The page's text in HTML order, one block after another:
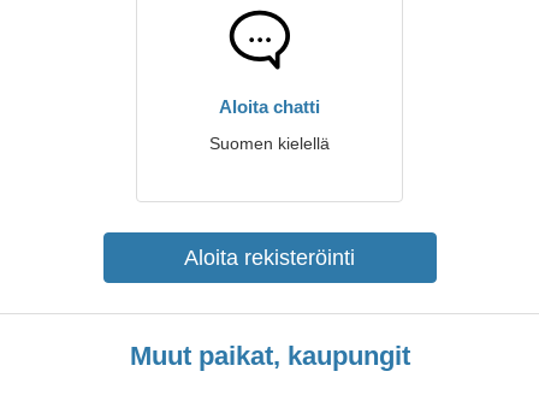
Aloita chatti
Suomen kielellä
Aloita rekisteröinti
Muut paikat, kaupungit